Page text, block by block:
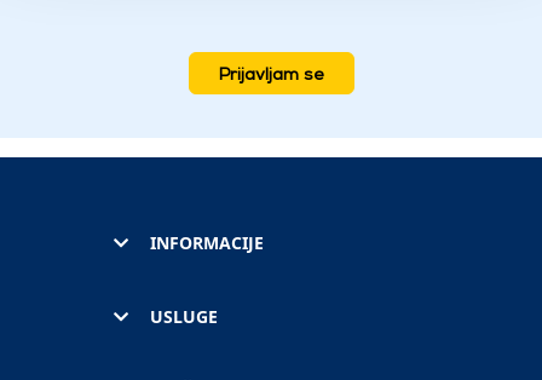
Prijavljam se
INFORMACIJE
USLUGE